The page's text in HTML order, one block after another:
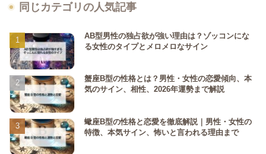
同じカテゴリの人気記事
AB型男性の独占欲が強い理由は？ゾッコンにな
る女性のタイプとメロメロなサイン
蟹座B型の性格とは？男性・女性の恋愛傾向、本
気のサイン、相性、2026年運勢まで解説
蠍座B型の性格と恋愛を徹底解説｜男性・女性の
特徴、本気サイン、怖いと言われる理由まで